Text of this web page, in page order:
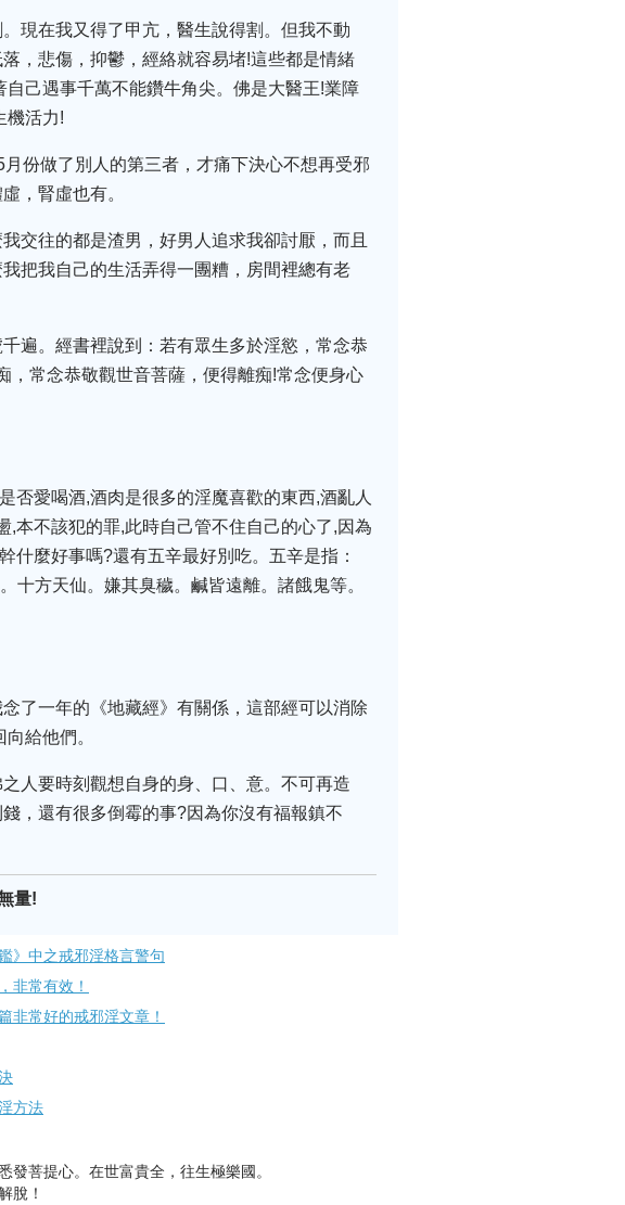
現在我又得了甲亢，醫生說得割。但我不動
，悲傷，抑鬱，經絡就容易堵!這些都是情緒
己遇事千萬不能鑽牛角尖。佛是大醫王!業障
機活力!
份做了別人的第三者，才痛下決心不想再受邪
，腎虛也有。
交往的都是渣男，好男人追求我卻討厭，而且
把我自己的生活弄得一團糟，房間裡總有老
遍。經書裡說到：若有眾生多於淫慾，常念恭
，常念恭敬觀世音菩薩，便得離痴!常念便身心
否愛喝酒,酒肉是很多的淫魔喜歡的東西,酒亂人
本不該犯的罪,此時自己管不住自己的心了,因為
什麼好事嗎?還有五辛最好別吃。五辛是指：
十方天仙。嫌其臭穢。鹹皆遠離。諸餓鬼等。
了一年的《地藏經》有關係，這部經可以消除
給他們。
人要時刻觀想自身的身、口、意。不可再造
，還有很多倒霉的事?因為你沒有福報鎮不
量!
》中之戒邪淫格言警句
非常有效！
非常好的戒邪淫文章！
方法
菩提心。在世富貴全，往生極樂國。
脫！